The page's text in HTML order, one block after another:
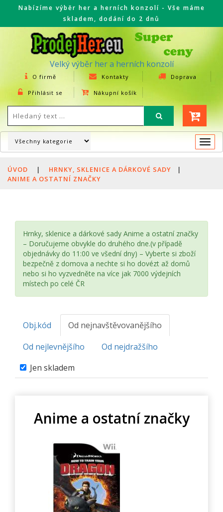
Nabízíme výběr her a herních konzolí - Vše máme
skladem, dodání do 2 dnů
Velký výběr her a herních konzolí
O firmě Kontakty Doprava
Přihlásit se Nákupní košík
ÚVOD | HRNKY, SKLENICE A DÁRKOVÉ SADY
|
ANIME A OSTATNÍ ZNAČKY
Hrnky, sklenice a dárkové sady Anime a ostatní značky
– Doručujeme obvykle do druhého dne.(v případě
objednávky do 11:00 ve všední dny) – Vyberte si zboží
bezpečně z domova a nechte si ho dovézt až domů
nebo si ho vyzvedněte na více jak 7000 výdejních
místech po celé ČR
Obj.kód
Od nejnavštěvovanějšího
Od nejlevnějšího
Od nejdražšího
Jen skladem
Anime a ostatní značky